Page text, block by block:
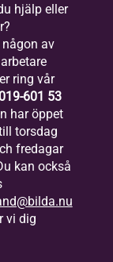
hjälp eller
av
ring vår
601 53
har öppet
torsdag
fredagar
kan också
vi dig